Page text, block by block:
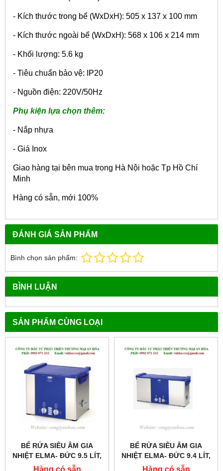
- Kích thước trong bể (WxDxH): 505 x 137 x 100 mm
- Kích thước ngoài bể (WxDxH): 568 x 106 x 214 mm
- Khối lượng: 5.6 kg
- Tiêu chuẩn bảo vệ: IP20
- Nguồn điện: 220V/50Hz
Phụ kiện lựa chọn thêm:
- Nắp nhựa
- Giá Inox
Giao hàng tại bên mua trong Hà Nội hoặc Tp Hồ Chí
Minh
Hàng có sẵn, mới 100%
ĐÁNH GIÁ SẢN PHẨM
Bình chọn sản phẩm:
BÌNH LUẬN
SẢN PHẨM CÙNG LOẠI
BỂ RỬA SIÊU ÂM GIA
NHIỆT ELMA- ĐỨC 9.5 LÍT,
MODEL: S100H
Hàng có sẵn
BỂ RỬA SIÊU ÂM GIA
NHIỆT ELMA- ĐỨC 9.4 LÍT,
MODEL: S80H
Hàng có sẵn